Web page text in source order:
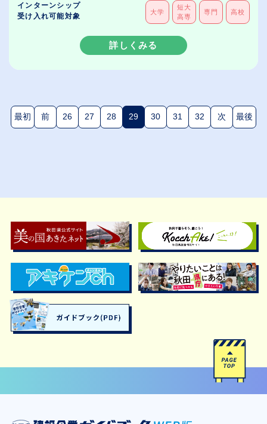
インターンシップ
受け入れ可能対象
大学
短大
高専
専門 高校
詳しくみる
最初 前 26 27 28 29(現在のページ)
30 31 32 次 最後